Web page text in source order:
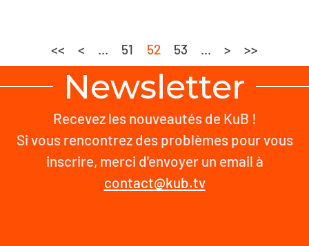
<< < ... 51 52 53 ... > >>
Newsletter
Recevez les nouveautés de KuB !
Si vous rencontrez des problèmes pour vous
inscrire, merci d'envoyer un email à
contact@kub.tv